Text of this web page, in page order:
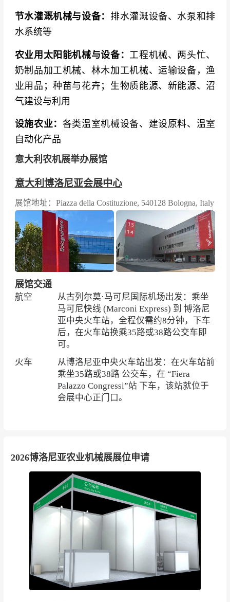
节水灌溉机械与设备： 排水灌溉设备、水泵和排
水系统等
农业用太阳能机械与设备： 工程机械、两头忙、
奶制品加工机械、林木加工机械、运输设备，渔
业用品；种苗与花卉；生物质能源、新能源、沼
气建设与利用
设施农业： 各类温室机械设备、建设原料、温室
自动化产品
意大利农机展举办展馆
意大利博洛尼亚会展中心
展馆地址：Piazza della Costituzione, 540128 Bologna, Italy
展馆交通
航空
从古列尔莫·马可尼国际机场出发：乘坐
马可尼快线 (Marconi Express) 到 博洛尼
亚中央火车站，全程仅需约8分钟，下车
后，在火车站换乘35路或38路公交车即
可。
火车
从博洛尼亚中央火车站出发：在火车站前
乘坐35路或38路 公交车，在 “Fiera
Palazzo Congressi”站 下车，该站就位于
会展中心正门口。
2026博洛尼亚农业机械展展位申请